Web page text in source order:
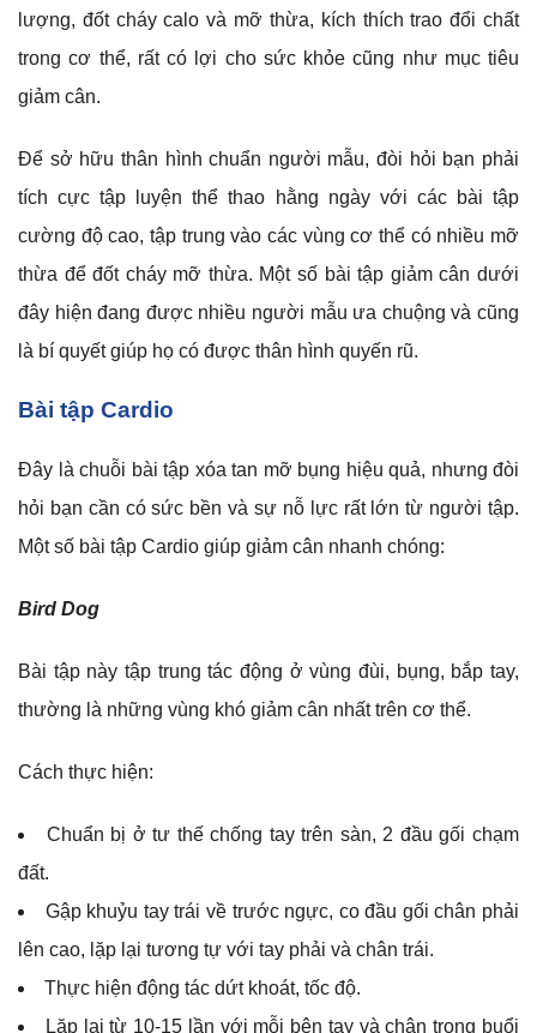
lượng, đốt cháy calo và mỡ thừa, kích thích trao đổi chất
trong cơ thể, rất có lợi cho sức khỏe cũng như mục tiêu
giảm cân.
Để sở hữu thân hình chuẩn người mẫu, đòi hỏi bạn phải
tích cực tập luyện thể thao hằng ngày với các bài tập
cường độ cao, tập trung vào các vùng cơ thể có nhiều mỡ
thừa để đốt cháy mỡ thừa. Một số bài tập giảm cân dưới
đây hiện đang được nhiều người mẫu ưa chuộng và cũng
là bí quyết giúp họ có được thân hình quyến rũ.
Bài tập Cardio
Đây là chuỗi bài tập xóa tan mỡ bụng hiệu quả, nhưng đòi
hỏi bạn cần có sức bền và sự nỗ lực rất lớn từ người tập.
Một số bài tập Cardio giúp giảm cân nhanh chóng:
Bird Dog
Bài tập này tập trung tác động ở vùng đùi, bụng, bắp tay,
thường là những vùng khó giảm cân nhất trên cơ thể.
Cách thực hiện:
Chuẩn bị ở tư thế chống tay trên sàn, 2 đầu gối chạm
đất.
Gập khuỷu tay trái về trước ngực, co đầu gối chân phải
lên cao, lặp lại tương tự với tay phải và chân trái.
Thực hiện động tác dứt khoát, tốc độ.
Lặp lại từ 10-15 lần với mỗi bên tay và chân trong buổi